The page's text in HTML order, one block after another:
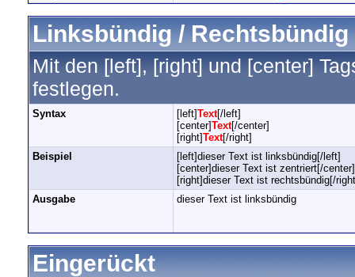
Linksbündig / Rechtsbündig
Mit den [left], [right] und [center]
festlegen.
Syntax [left]Text[/left]
[center]Text[/center]
[right]Text[/right]
Beispiel
[left]dieser Text ist linksbündig[/left]
[center]dieser Text ist zentriert[/center]
[right]dieser Text ist rechtsbündig[/
Ausgabe
dieser Text ist linksbündig
Eingerückt